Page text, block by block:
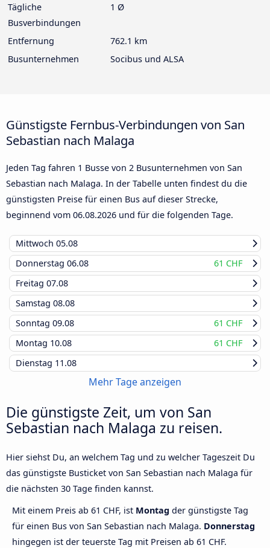
Tägliche
Busverbindungen
1 Ø
Entfernung
762.1 km
Busunternehmen
Socibus und ALSA
Günstigste Fernbus-Verbindungen von San
Sebastian nach Malaga
Jeden Tag fahren 1 Busse von 2 Busunternehmen von San
Sebastian nach Malaga. In der Tabelle unten findest du die
günstigsten Preise für einen Bus auf dieser Strecke,
beginnend vom 06.08.2026 und für die folgenden Tage.
Mittwoch 05.08
Donnerstag 06.08
61 CHF
Freitag 07.08
Samstag 08.08
Sonntag 09.08
61 CHF
Montag 10.08
61 CHF
Dienstag 11.08
Mehr Tage anzeigen
Die günstigste Zeit, um von San
Sebastian nach Malaga zu reisen.
Hier siehst Du, an welchem Tag und zu welcher Tageszeit Du
das günstigste Busticket von San Sebastian nach Malaga für
die nächsten 30 Tage finden kannst.
Mit einem Preis ab 61 CHF, ist Montag der günstigste Tag
für einen Bus von San Sebastian nach Malaga. Donnerstag
hingegen ist der teuerste Tag mit Preisen ab 61 CHF.